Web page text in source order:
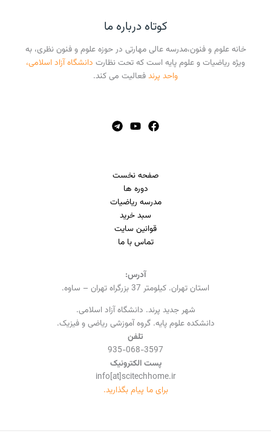
کوتاه درباره ما
خانه علوم و فنون،مدرسه عالی مهارتی در حوزه علوم و فنون نظری، به
ویژه ریاضیات و علوم پایه است که تحت نظارتدانشگاه آزاد اسلامی،
واحد پرندفعالیت می کند.
صفحه نخست
دوره ها
مدرسه ریاضیات
سبد خرید
قوانین سایت
تماس با ما
آدرس:
استان تهران. کیلومتر 37 بزرگراه تهران – ساوه.
شهر جدید پرند. دانشگاه آزاد اسلامی.
دانشکده علوم پایه. گروه آموزشی ریاضی و فیزیک.
تلفن
935-068-3597
پست الکترونیک
info[at]scitechhome.ir
برای ما پیام بگذارید.